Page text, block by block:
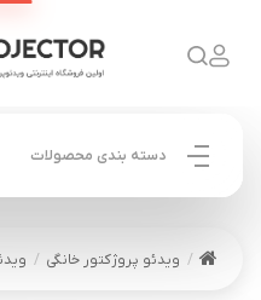
دسته بندی محصولات
ویدئو پروژکتور خانگی